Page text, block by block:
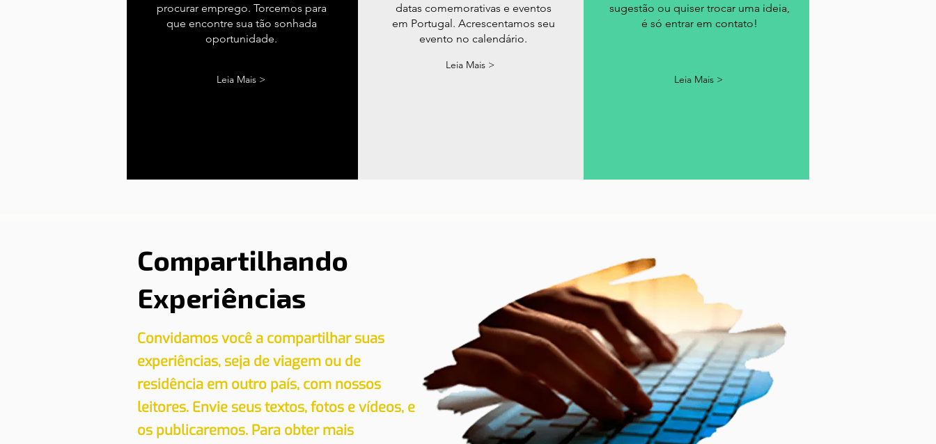
procurar emprego. Torcemos para
que encontre sua tão sonhada
oportunidade.
Leia Mais >
datas comemorativas e eventos
em Portugal. Acrescentamos seu
evento no calendário.
Leia Mais >
sugestão ou quiser trocar uma ideia,
é só entrar em contato!
Leia Mais >
Compartilhando
Experiências
Convidamos você a compartilhar suas
experiências, seja de viagem ou de
residência em outro país, com nossos
leitores. Envie seus textos, fotos e vídeos, e
os publicaremos. Para obter mais